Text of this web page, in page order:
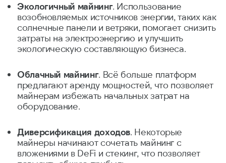
Экологичный майнинг. Использование
возобновляемых источников энергии, таких как
солнечные панели и ветряки, помогает снизить
затраты на электроэнергию и улучшить
экологическую составляющую бизнеса.
Облачный майнинг. Всё больше платформ
предлагают аренду мощностей, что позволяет
майнерам избежать начальных затрат на
оборудование.
Диверсификация доходов. Некоторые
майнеры начинают сочетать майнинг с
вложениями в DeFi и стекинг, что позволяет